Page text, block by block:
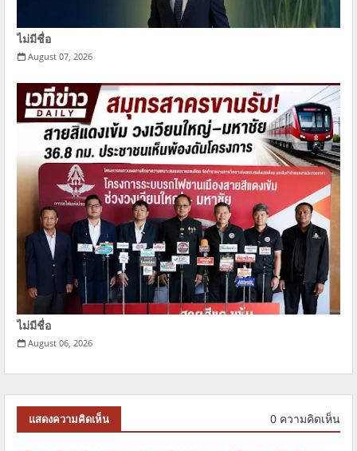
ไม่มีชื่อ
August 07, 2026
ไม่มีชื่อ
August 06, 2026
แสดงความคิดเห็น 0 ความคิดเห็น